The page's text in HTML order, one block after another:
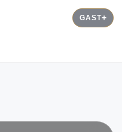
GAST